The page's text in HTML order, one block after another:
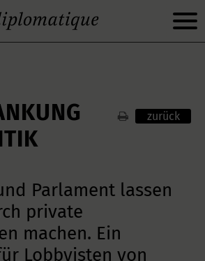
zurück
Parlament lassen
private
machen. Ein
Lobbyisten von